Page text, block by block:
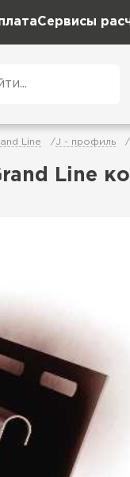
Сервисы
Line J - профиль
Line